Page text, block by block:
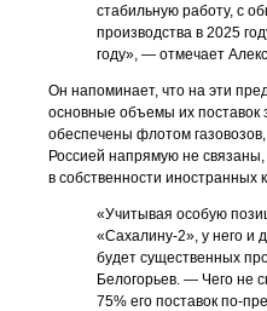
стабильную работу, c
производства в 2025
году», — отмечает
Он напоминает, что на эти
основные объемы их поставок
обеспечены флотом
Россией напрямую не
в собственности иностранных
«Учитывая особую
«Сахалину-2», у него и
будет существенных
Белогорьев. — Чего не
75% его поставок по-